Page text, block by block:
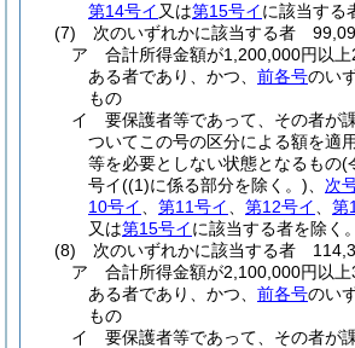
第14号イ 又は第15号イに該当する
(7)
次のいずれかに該当する者
ア
合計所得金額が1,200,000円以
ある者であり、かつ、 前各号のい
もの
イ
要保護者等であって、その者が
ついてこの号の区分による額を適
等を必要としない状態となるもの(
号イ((1)に係る部分を除く。) 次
10号イ
第11号イ 第12号イ 第
又は第15号イに該当する者を除く
(8)
次のいずれかに該当する者
ア
合計所得金額が2,100,000円以
ある者であり、かつ、 前各号のい
もの
イ
要保護者等であって、その者が